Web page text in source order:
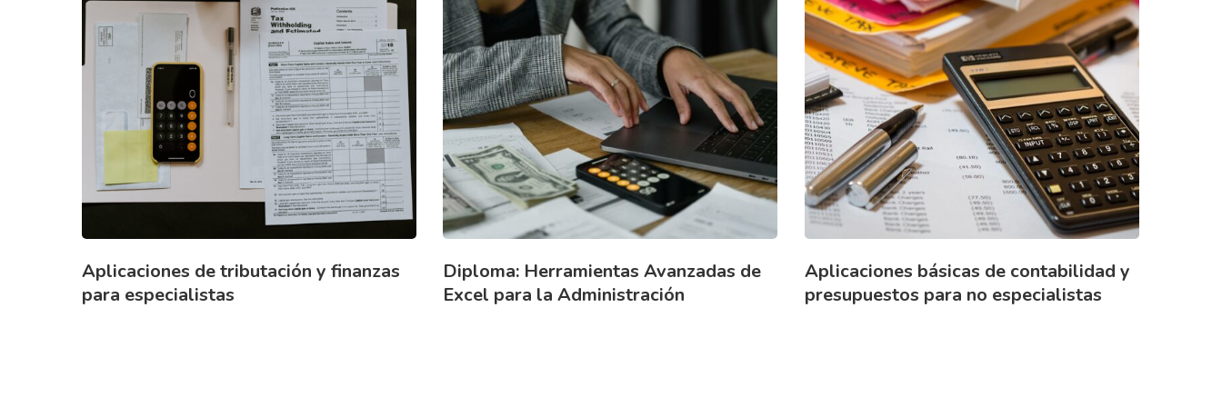
Aplicaciones de tributación y finanzas
para especialistas
Diploma: Herramientas Avanzadas de
Excel para la Administración
Aplicaciones básicas de contabilidad y
presupuestos para no especialistas